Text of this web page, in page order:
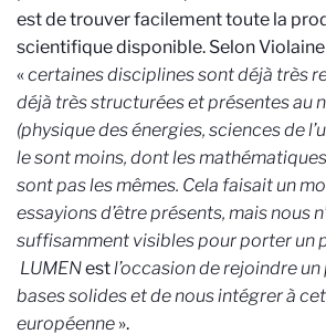
est de trouver facilement toute la
scientifique disponible. Selon
«certaines disciplines sont déjà très
déjà très structurées et présentes au
(physique des énergies, sciences de
le sont moins, dont les
sont pas les mêmes. Cela faisait un
essayions d’être présents, mais nous
suffisamment visibles pour porter un
LUMENestl’occasion de rejoindre
bases solides et de nous intégrer à
européenne ».